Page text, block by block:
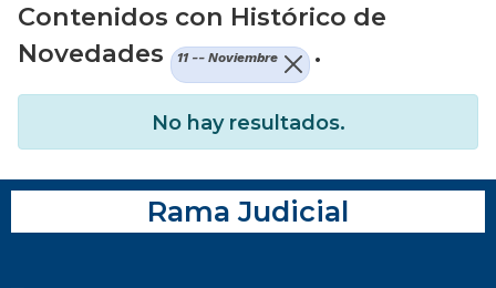
Contenidos con Histórico de
Novedades
11 -- Noviembre .
No hay resultados.
Rama Judicial